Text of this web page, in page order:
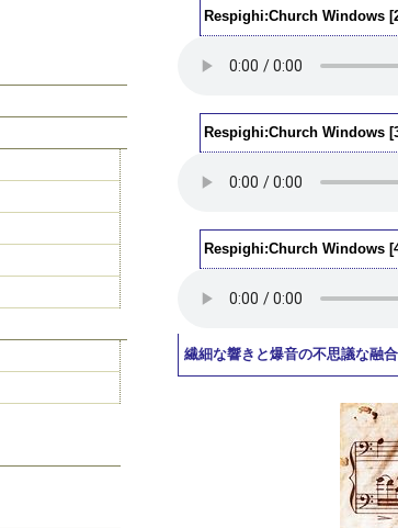
Respighi:Church Windows
Respighi:Church Windows
Respighi:Church Windows
繊細な響きと爆音の不思議な融合